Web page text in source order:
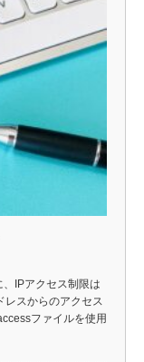
IPアクセス制限は
レスからのアクセス
ファイルを使用